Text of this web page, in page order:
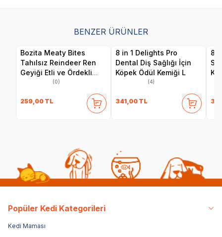
BENZER ÜRÜNLER
Bozita Meaty Bites
Tahılsız Reindeer Ren
Geyiği Etli ve Ördekli
Köpek Ödül Maması 70
(0)
259,00 TL
8 in 1 Delights Pro
Dental Diş Sağlığı İçin
Köpek Ödül Kemiği L
(4)
341,00 TL
8
Popüler Kedi Kategorileri
Kedi Maması